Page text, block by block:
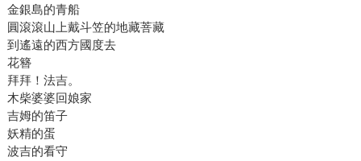
金銀島的青船
圓滾滾山上戴斗笠的地藏菩藏
到遙遠的西方國度去
花簪
拜拜！法吉。
木柴婆婆回娘家
吉姆的笛子
妖精的蛋
波吉的看守